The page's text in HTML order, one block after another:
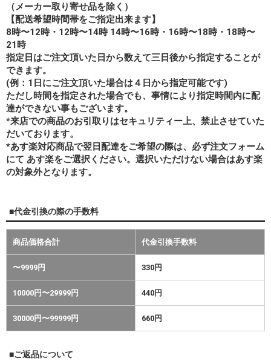
（メーカー取り寄せ品を除く）
【配送希望時間帯をご指定出来ます】
8時〜12時・12時〜14時 14時〜16時・16時〜18時・18時〜
21時
指定日はご注文頂いた日から数えて三日後から指定することが
できます。
(例：1日にご注文頂いた場合は４日から指定可能です)
ただし時間を指定された場合でも、事情により指定時間内に配
達ができない事もございます。
*来店での商品のお引取りはセキュリティー上、禁止させていた
だいております。
*あす楽対応商品で翌日配達をご希望の際は、必ず注文フォーム
にて あす楽をご選択ください。選択いただけない場合はあす楽
の対象外となります。
■代金引換の際の手数料
商品価格合計 代金引換手数料
〜9999円 330円
10000円〜29999円 440円
30000円〜99999円 660円
■ご返品について